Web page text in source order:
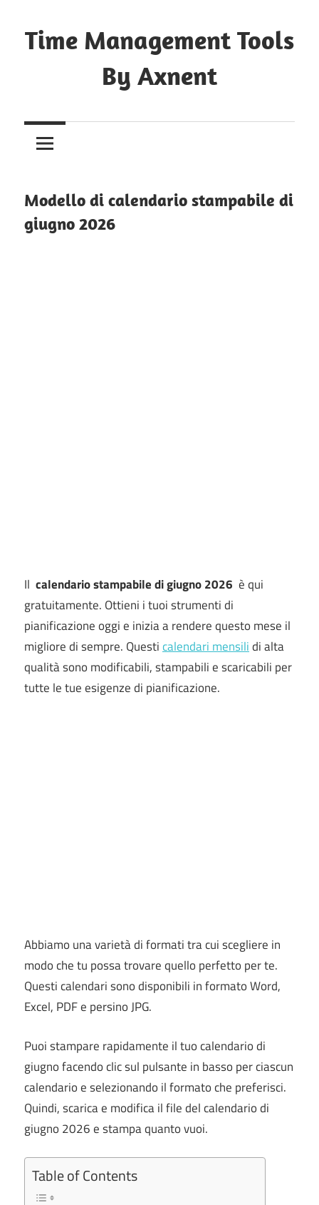
to
content
Time Management Tools
By Axnent
Save
Modello di calendario stampabile di
giugno 2026
Il calendario stampabile di giugno 2026 è qui
gratuitamente. Ottieni i tuoi strumenti di
pianificazione oggi e inizia a rendere questo mese il
migliore di sempre. Questicalendari mensilidi alta
qualità sono modificabili, stampabili e scaricabili per
tutte le tue esigenze di pianificazione.
Abbiamo una varietà di formati tra cui scegliere in
modo che tu possa trovare quello perfetto per te.
Questi calendari sono disponibili in formato Word,
Excel, PDF e persino JPG.
Puoi stampare rapidamente il tuo calendario di
giugno facendo clic sul pulsante in basso per ciascun
calendario e selezionando il formato che preferisci.
Quindi, scarica e modifica il file del calendario di
giugno 2026 e stampa quanto vuoi.
Table of Contents